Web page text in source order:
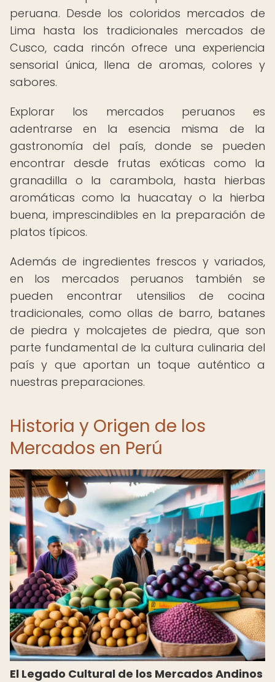
peruana. Desde los coloridos mercados de
Lima hasta los tradicionales mercados de
Cusco, cada rincón ofrece una experiencia
sensorial única, llena de aromas, colores y
sabores.
Explorar los mercados peruanos es
adentrarse en la esencia misma de la
gastronomía del país, donde se pueden
encontrar desde frutas exóticas como la
granadilla o la carambola, hasta hierbas
aromáticas como la huacatay o la hierba
buena, imprescindibles en la preparación de
platos típicos.
Además de ingredientes frescos y variados,
en los mercados peruanos también se
pueden encontrar utensilios de cocina
tradicionales, como ollas de barro, batanes
de piedra y molcajetes de piedra, que son
parte fundamental de la cultura culinaria del
país y que aportan un toque auténtico a
nuestras preparaciones.
Historia y Origen de los
Mercados en Perú
El Legado Cultural de los Mercados Andinos